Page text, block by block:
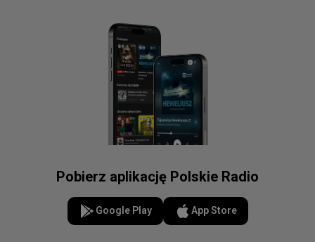
Pobierz aplikację Polskie Radio
Google Play App Store